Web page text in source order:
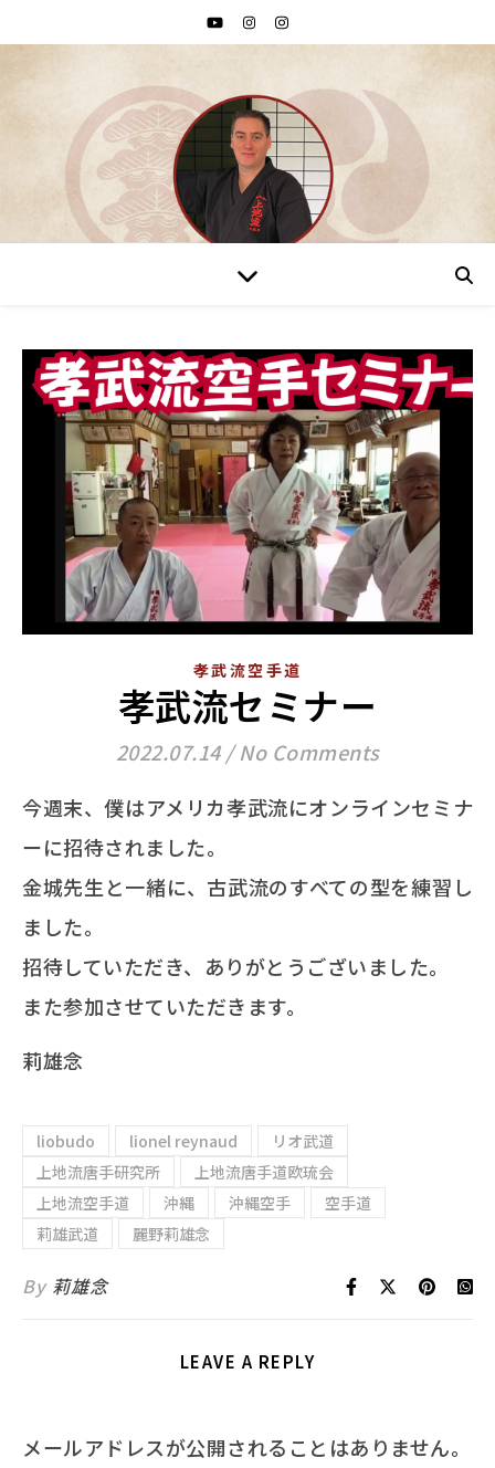
孝武流空手道
孝武流セミナー
2022.07.14 / No Comments
今週末、僕はアメリカ孝武流にオンラインセミナ
ーに招待されました。
金城先生と一緒に、古武流のすべての型を練習し
ました。
招待していただき、ありがとうございました。
また参加させていただきます。
莉雄念
liobudo lionel reynaud
リオ武道
上地流唐手研究所
上地流唐手道欧琉会
上地流空手道
沖縄 沖縄空手
空手道
莉雄武道
麗野莉雄念
By 莉雄念
LEAVE A REPLY
メールアドレスが公開されることはありません。